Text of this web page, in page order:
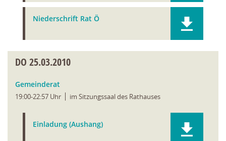
Niederschrift Rat Ö
DO 25.03.2010
Gemeinderat
19:00-22:57 Uhr im Sitzungssaal des Rathauses
Einladung (Aushang)